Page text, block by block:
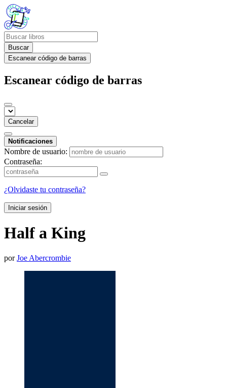
Buscar
Escanear código de barras
Escanear código de barras
Cancelar
Notificaciones
Nombre de usuario:
Contraseña:
¿Olvidaste tu contraseña?
Iniciar sesión
Half a King
porJoe Abercrombie